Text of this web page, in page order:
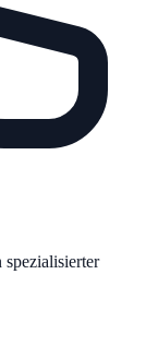
spezialisierter